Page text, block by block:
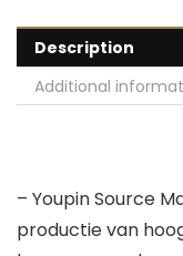
Description
Additional
– Youpin Source
productie van